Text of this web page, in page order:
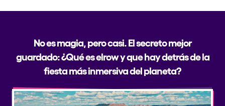
No es magia, pero casi. El secreto mejor
guardado: ¿Qué es elrow y que hay detrás de la
fiesta más inmersiva del planeta?